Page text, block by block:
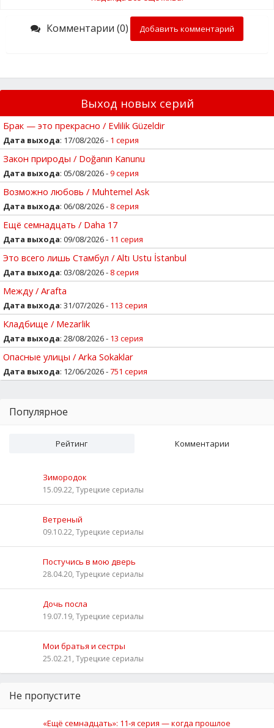
Комментарии (0) Добавить комментарий
Выход новых серий
Брак — это прекрасно / Evlilik Güzeldir
Дата выхода: 17/08/2026 - 1 серия
Закон природы / Doğanın Kanunu
Дата выхода: 05/08/2026 -9 серия
Возможно любовь / Muhtemel Ask
Дата выхода: 06/08/2026 - 8 серия
Ещё семнадцать / Daha 17
Дата выхода: 09/08/2026 - 11 серия
Это всего лишь Стамбул / Altı Ustu İstanbul
Дата выхода: 03/08/2026 - 8 серия
Между / Arafta
Дата выхода: 31/07/2026 - 113 серия
Кладбище / Mezarlik
Дата выхода: 28/08/2026 - 13 серия
Опасные улицы / Arka Sokaklar
Дата выхода: 12/06/2026 -751 серия
Популярное
Рейтинг Комментарии
Зимородок
15.09.22, Турецкие сериалы
Ветреный
09.10.22, Турецкие сериалы
Постучись в мою дверь
28.04.20, Турецкие сериалы
Дочь посла
19.07.19, Турецкие сериалы
Мои братья и сестры
25.02.21, Турецкие сериалы
Не пропустите
«Ещё семнадцать»: 11‑я серия — когда прошлое